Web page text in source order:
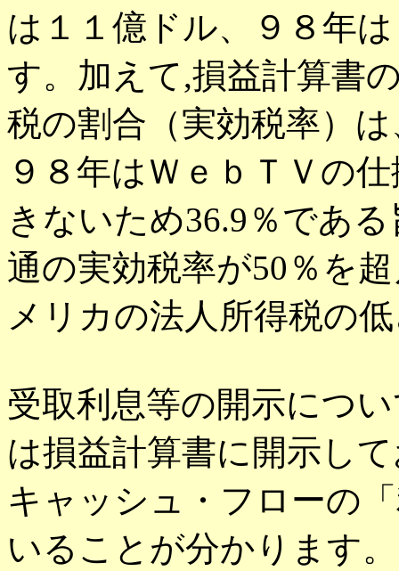
は１１億ドル、９８年
す。加えて,損益計算書
税の割合（実効税率）
９８年はＷｅｂＴＶの
きないため36.9％であ
通の実効税率が50％を
メリカの法人所得税の
受取利息等の開示につ
は損益計算書に開示し
キャッシュ・フローの
いることが分かります